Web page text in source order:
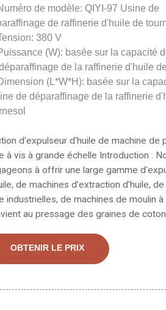
de modèle: QIYI-97 Usine de
de raffinerie d'huile de
380 V
(W): basée sur la capacité
de la raffinerie d'huile
(L*W*H): basée sur la
de déparaffinage de la raffinerie
d'expulseur d'huile de machine de
à vis à grande échelle Introduction :
à offrir une large gamme
de machines d'extraction d'huile,
industrielles, de machines de moulin à
au pressage des graines de
et autres huiles riches.
d’huile de coprah. L'expulseur
pression du coprah ou la
OBTENIR LE PRIX